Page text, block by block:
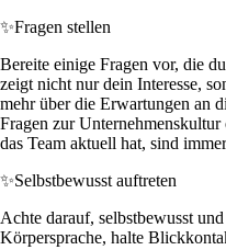
✨Fragen stellen
Bereite einige Fragen vor, die
zeigt nicht nur dein Interesse,
mehr über die Erwartungen an
Fragen zur
das Team aktuell hat, sind
✨Selbstbewusst auftreten
Achte darauf, selbstbewusst
Körpersprache, halte